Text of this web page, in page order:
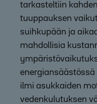
tarkasteltiin
tuuppauksen
suihkupään ja
mahdollisia
ilmi asukkaiden
vedenkulutuksen